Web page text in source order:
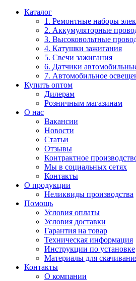
Каталог
1. Ремонтные наборы
2. Аккумуляторные
3. Высоковольтные
4. Катушки зажигания
5. Свечи зажигания
6. Датчики
7. Автомобильное
Купить оптом
Дилерам
Розничным магазинам
О нас
Вакансии
Новости
Статьи
Отзывы
Контрактное
Мы в социальных сетях
Контакты
О продукции
Неликвиды производства
Помощь
Условия оплаты
Условия доставки
Гарантия на товар
Техническая информация
Инструкции по установке
Материалы для
Контакты
О компании